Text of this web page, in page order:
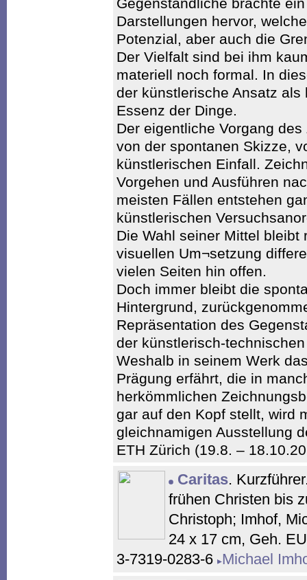
Darstellungen hervor,
Potenzial, aber auch die
Der Vielfalt sind bei ihm
materiell noch formal. In
der künstlerische Ansatz
Essenz der Dinge.
Der eigentliche Vorgang
von der spontanen Skizze,
künstlerischen Einfall.
Vorgehen und Ausführen
meisten Fällen entstehen
künstlerischen
Die Wahl seiner Mittel bleibt
visuellen Um¬setzung
vielen Seiten hin offen.
Doch immer bleibt die
Hintergrund,
Repräsentation des
der künstlerisch-
Weshalb in seinem Werk
Prägung erfährt, die in
herkömmlichen
gar auf den Kopf stellt, wird
gleichnamigen Ausstellung
ETH Zürich (19.8. –
Caritas.
frühen Christen bis
Christoph; Imhof,
24 x 17 cm, Geh.
3-7319-0283-6 Michael